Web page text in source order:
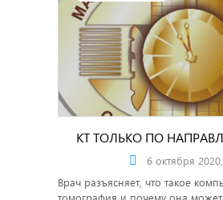
КТ ТОЛЬКО ПО
6 октября
Врач разъясняет, что такое
томография и почему она может